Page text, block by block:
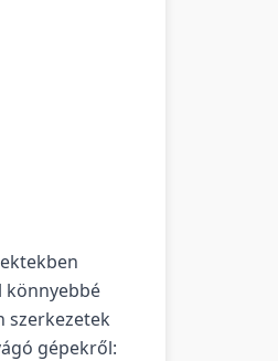
könnyebbé
szerkezetek
gépekről: